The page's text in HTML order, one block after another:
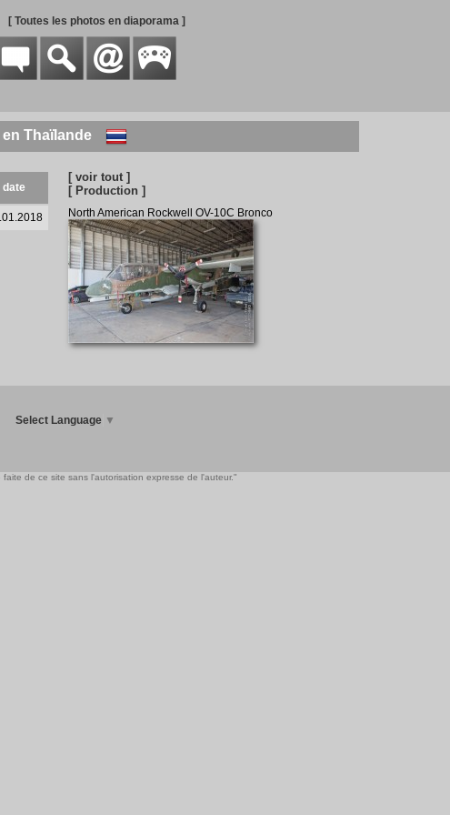
[ Toutes les photos en diaporama ]
Thaïlande
date
[ voir tout ]
[ Production ]
North American Rockwell OV-10C Bronco
Select Language ▼
de ce site sans l'autorisation expresse de l'auteur."